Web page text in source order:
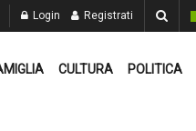
Login Registrati
CULTURA POLITICA